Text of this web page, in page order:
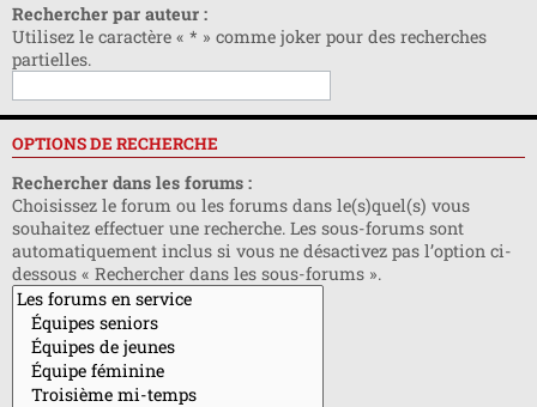
Rechercher par auteur :
Utilisez le caractère « * » comme joker pour des recherches
partielles.
OPTIONS DE RECHERCHE
Rechercher dans les forums :
Choisissez le forum ou les forums dans le(s)quel(s) vous
souhaitez effectuer une recherche. Les sous-forums sont
automatiquement inclus si vous ne désactivez pas l’option ci-
dessous « Rechercher dans les sous-forums ».